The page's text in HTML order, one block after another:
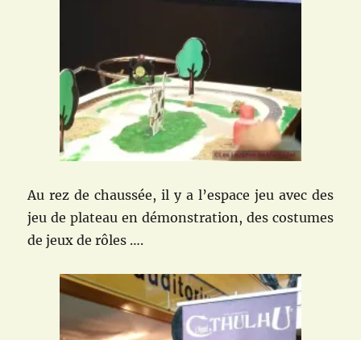
Au rez de chaussée, il y a l’espace jeu avec des
jeu de plateau en démonstration, des costumes
de jeux de rôles ….